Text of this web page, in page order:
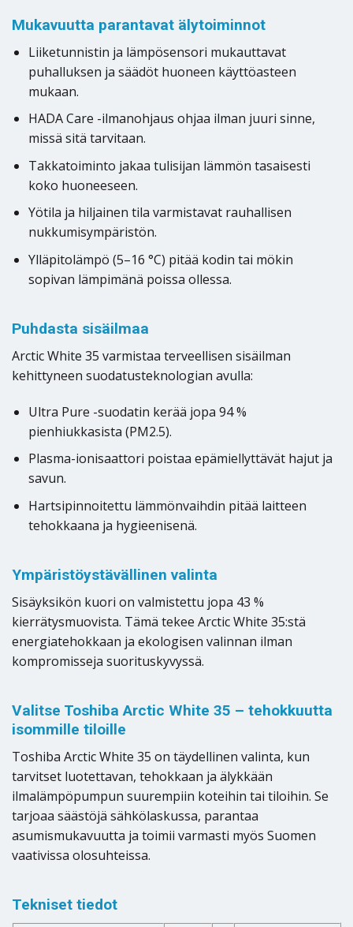
Mukavuutta parantavat älytoiminnot
Liiketunnistin ja lämpösensori mukauttavat
puhalluksen ja säädöt huoneen käyttöasteen
mukaan.
HADA Care -ilmanohjaus ohjaa ilman juuri sinne,
missä sitä tarvitaan.
Takkatoiminto jakaa tulisijan lämmön tasaisesti
koko huoneeseen.
Yötila ja hiljainen tila varmistavat rauhallisen
nukkumisympäristön.
Ylläpitolämpö (5–16 °C) pitää kodin tai mökin
sopivan lämpimänä poissa ollessa.
Puhdasta sisäilmaa
Arctic White 35 varmistaa terveellisen sisäilman
kehittyneen suodatusteknologian avulla:
Ultra Pure -suodatin kerää jopa 94 %
pienhiukkasista (PM2.5).
Plasma-ionisaattori poistaa epämiellyttävät hajut ja
savun.
Hartsipinnoitettu lämmönvaihdin pitää laitteen
tehokkaana ja hygieenisenä.
Ympäristöystävällinen valinta
Sisäyksikön kuori on valmistettu jopa 43 %
kierrätysmuovista. Tämä tekee Arctic White 35:stä
energiatehokkaan ja ekologisen valinnan ilman
kompromisseja suorituskyvyssä.
Valitse Toshiba Arctic White 35 – tehokkuutta
isommille tiloille
Toshiba Arctic White 35 on täydellinen valinta, kun
tarvitset luotettavan, tehokkaan ja älykkään
ilmalämpöpumpun suurempiin koteihin tai tiloihin. Se
tarjoaa säästöjä sähkölaskussa, parantaa
asumismukavuutta ja toimii varmasti myös Suomen
vaativissa olosuhteissa.
Tekniset tiedot